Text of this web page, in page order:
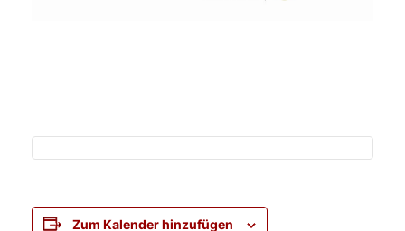
Zum Kalender hinzufügen